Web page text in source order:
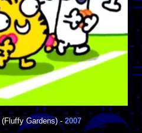
(Fluffy Gardens) - 2007